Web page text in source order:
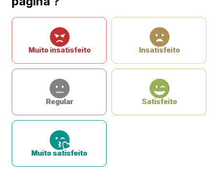
Muito insatisfeito Insatisfeito
Regular Satisfeito
Muito satisfeito